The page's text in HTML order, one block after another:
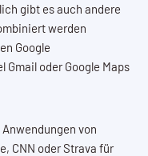
gibt es auch andere
werden
Google
oder Google Maps
von
CNN oder Strava für